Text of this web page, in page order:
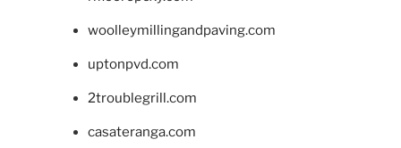
woolleymillingandpaving.com
uptonpvd.com
2troublegrill.com
casateranga.com